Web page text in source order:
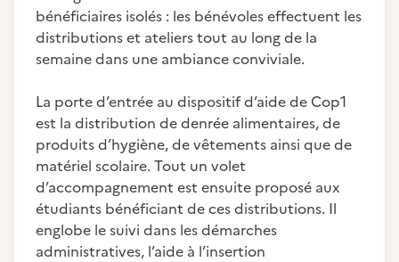
bénéficiaires isolés : les bénévoles effectuent les
distributions et ateliers tout au long de la
semaine dans une ambiance conviviale.
La porte d’entrée au dispositif d’aide de Cop1
est la distribution de denrée alimentaires, de
produits d’hygiène, de vêtements ainsi que de
matériel scolaire. Tout un volet
d’accompagnement est ensuite proposé aux
étudiants bénéficiant de ces distributions. Il
englobe le suivi dans les démarches
administratives, l’aide à l’insertion